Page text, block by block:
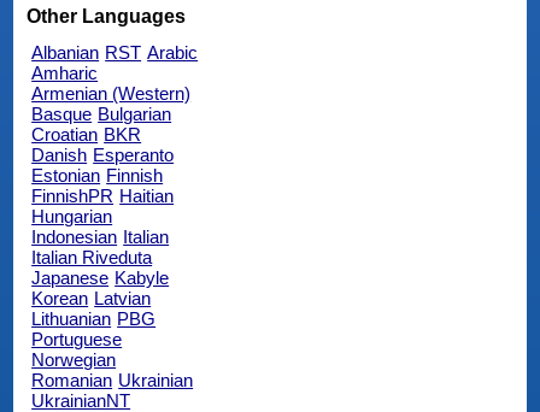
Other Languages
Albanian RST Arabic
Amharic
Armenian (Western)
Basque Bulgarian
Croatian BKR
Danish Esperanto
Estonian Finnish
FinnishPR Haitian
Hungarian
Indonesian Italian
Italian Riveduta
Japanese Kabyle
Korean Latvian
Lithuanian PBG
Portuguese
Norwegian
Romanian Ukrainian
UkrainianNT